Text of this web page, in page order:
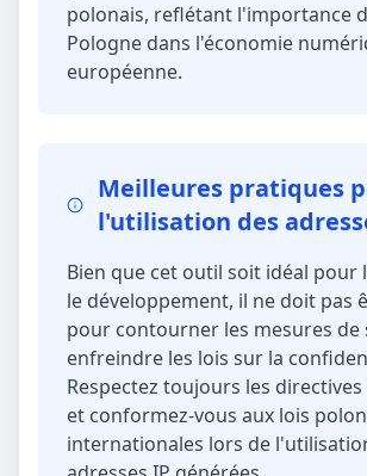
polonais, reflétant l'importance
Pologne dans l'économie
européenne.
Meilleures pratiques
l'utilisation des
Bien que cet outil soit idéal pour
le développement, il ne doit pas
pour contourner les mesures de
enfreindre les lois sur la
Respectez toujours les
et conformez-vous aux lois
internationales lors de